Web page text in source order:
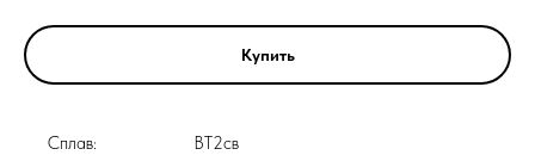
Купить
Сплав: ВТ2св